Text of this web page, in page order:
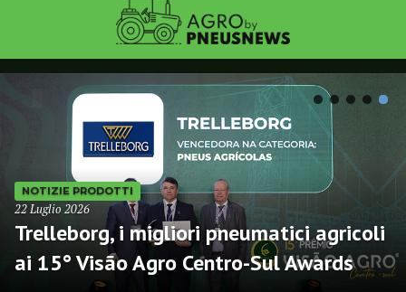
NOTIZIE PRODOTTI
22 Luglio 2026
Trelleborg, i migliori pneumatici agricoli
ai 15° Visão Agro Centro-Sul Awards